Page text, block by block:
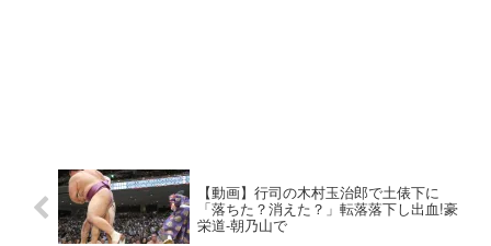
【動画】行司の木村玉治郎で土俵下に
「落ちた？消えた？」転落落下し出血!豪
栄道-朝乃山で